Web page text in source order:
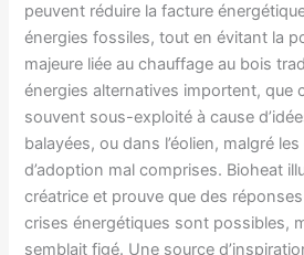
peuvent réduire la facture
énergies fossiles, tout en évitant la
majeure liée au chauffage au bois
énergies alternatives importent, que
souvent sous-exploité à cause
balayées, ou dans l’éolien, malgré
d’adoption mal comprises. Bioheat
créatrice et prouve que des
crises énergétiques sont possibles,
semblait figé. Une source